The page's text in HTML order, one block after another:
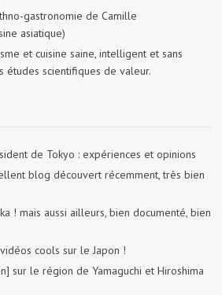
gastronomie de Camille
asiatique)
et cuisine saine, intelligent et sans
études scientifiques de valeur.
de Tokyo : expériences et opinions
blog découvert récemment, très bien
! mais aussi ailleurs, bien documenté, bien
cools sur le Japon !
sur le région de Yamaguchi et Hiroshima